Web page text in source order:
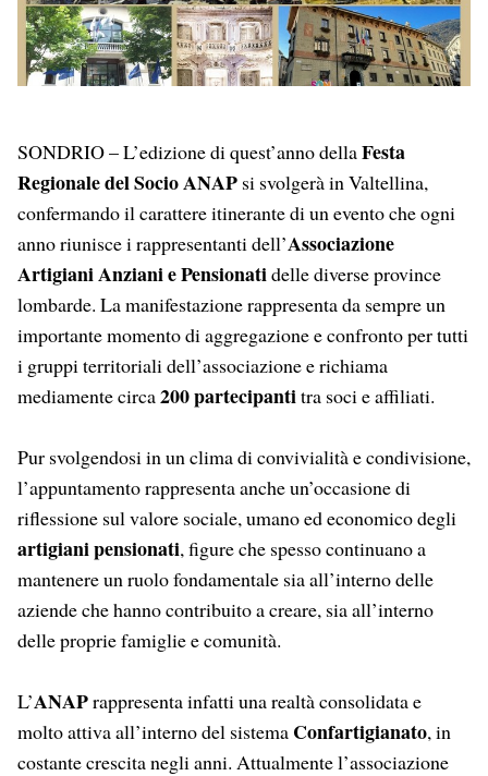
SONDRIO – L’edizione di quest’anno dellaFesta
Regionale del Socio ANAP si svolgerà in Valtellina,
confermando il carattere itinerante di un evento che ogni
anno riunisce i rappresentanti dell’Associazione
Artigiani Anziani e Pensionatidelle diverse province
lombarde. La manifestazione rappresenta da sempre un
importante momento di aggregazione e confronto per tutti
i gruppi territoriali dell’associazione e richiama
mediamente circa200 partecipantitra soci e affiliati.
Pur svolgendosi in un clima di convivialità e condivisione,
l’appuntamento rappresenta anche un’occasione di
riflessione sul valore sociale, umano ed economico degli
artigiani pensionati, figure che spesso continuano a
mantenere un ruolo fondamentale sia all’interno delle
aziende che hanno contribuito a creare, sia all’interno
delle proprie famiglie e comunità.
L’ANAPrappresenta infatti una realtà consolidata e
molto attiva all’interno del sistema Confartigianato, in
costante crescita negli anni. Attualmente l’associazione